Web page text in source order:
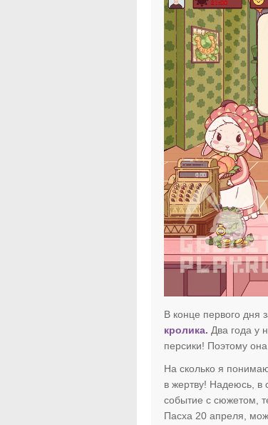
В конце первого дня
кролика. Два года у
персики! Поэтому
На сколько я
в жертву! Надеюсь, в
событие с сюжетом,
Пасха 20 апреля,